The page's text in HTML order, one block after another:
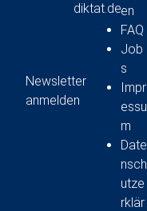
diktat.de
Newsletter
anmelden
en
FAQ
Job
s
Impr
essu
m
Date
nsch
utze
rklär